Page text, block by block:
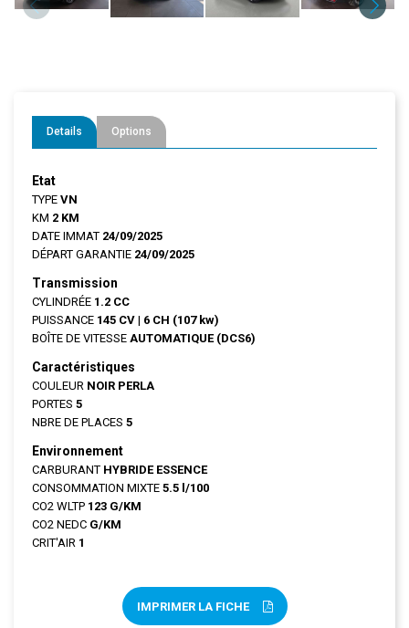
Details Options
Etat
TYPE VN
KM 2 KM
DATE IMMAT 24/09/2025
DÉPART GARANTIE 24/09/2025
Transmission
CYLINDRÉE 1.2 CC
PUISSANCE 145 CV | 6 CH (107 kw)
BOÎTE DE VITESSE AUTOMATIQUE (DCS6)
Caractéristiques
COULEUR NOIR PERLA
PORTES 5
NBRE DE PLACES 5
Environnement
CARBURANT HYBRIDE ESSENCE
CONSOMMATION MIXTE 5.5 l/100
CO2 WLTP 123 G/KM
CO2 NEDC G/KM
CRIT'AIR 1
IMPRIMER LA FICHE